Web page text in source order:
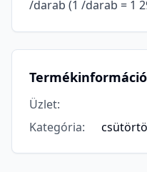
/darab (1 /darab = 1
Termékinformáció
Üzlet:
Kategória: